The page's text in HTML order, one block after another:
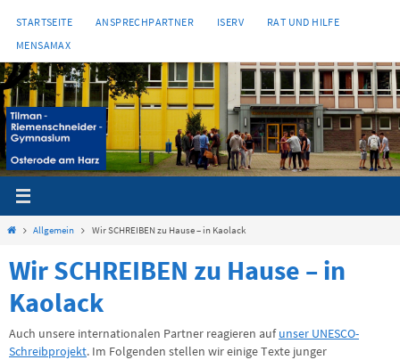
Inhalt
springen
STARTSEITE ANSPRECHPARTNER ISERV
RAT UND HILFE
MENSAMAX
StartAllgemein Wir SCHREIBEN zu Hause – in Kaolack
Wir SCHREIBEN zu Hause – in
Kaolack
Auch unsere internationalen Partner reagieren aufunser UNESCO-
Schreibprojekt. Im Folgenden stellen wir einige Texte junger